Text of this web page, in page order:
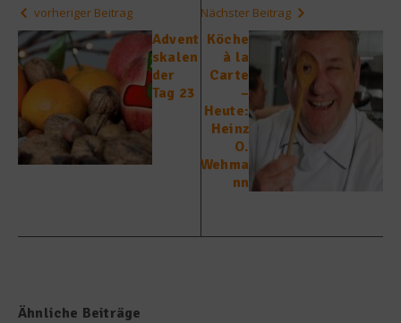
vorheriger Beitrag
Advent
skalen
der
Tag 23
Nächster Beitrag
Köche
à la
Carte
–
Heute:
Heinz
O.
Wehma
nn
Ähnliche Beiträge